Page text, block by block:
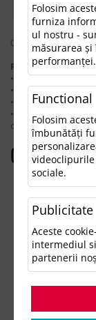
0 rezultate pentru:
Pentru a găsi
• Verifică dacă ai
• Încearcă să
• Încearcă din nou,
• Ne poţi contacta
Categorii
Accesorii birou
Accesorii
Accesorii Tech si
Haine de Munca
Imbracaminte si
Lifestyle si Timp
Ocazii și
Folosim
furniza
ul nostru -
măsurarea
performanței.
Functional
Folosim
îmbunătăți
sociale.
Publicitate
Aceste
intermediul
partenerii